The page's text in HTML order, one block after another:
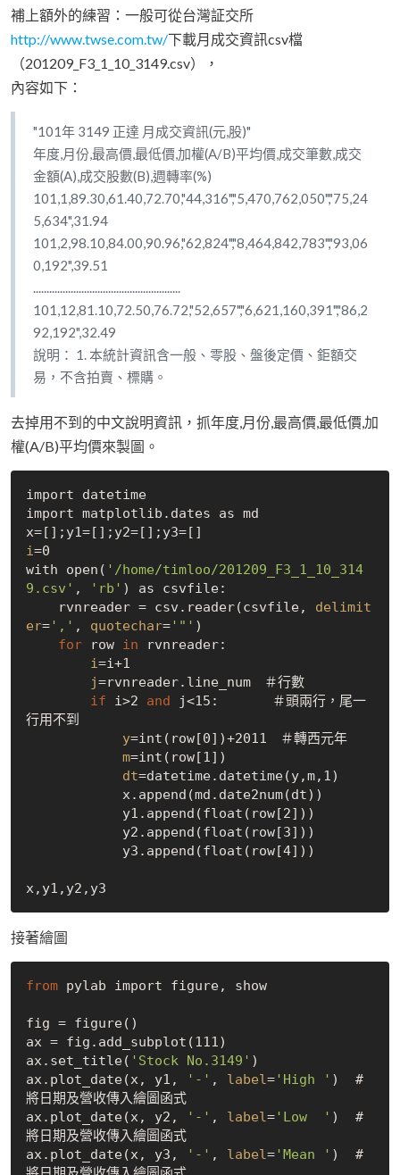
補上額外的練習：一般可從台灣証交所
http://www.twse.com.tw/下載月成交資訊csv檔
（201209_F3_1_10_3149.csv），
內容如下：
"101年 3149 正達 月成交資訊(元,股)"
年度,月份,最高價,最低價,加權(A/B)平均價,成交筆數,成交
金額(A),成交股數(B),週轉率(%)
101,1,89.30,61.40,72.70,"44,316","5,470,762,050","75,24
5,634",31.94
101,2,98.10,84.00,90.96,"62,824","8,464,842,783","93,06
0,192",39.51
.......................................................
101,12,81.10,72.50,76.72,"52,657","6,621,160,391","86,2
92,192",32.49
說明： 1. 本統計資訊含一般、零股、盤後定價、鉅額交
易，不含拍賣、標購。
去掉用不到的中文說明資訊，抓年度,月份,最高價,最低價,加
權(A/B)平均價來製圖。
import datetime
import matplotlib.dates as md
i=0
with open( '/home/timloo/201209_F3_1_10_314
9.csv' , 'rb' ) as csvfile:
    rvnreader = csv.reader(csvfile,
delimit
er=',' , quotechar='"' )
for row in rvnreader:
i=i+1
j=rvnreader.line_num　＃行數
if i>2 and j<15:　　　　＃頭兩行，尾一
行用不到
y=int(row[0])+2011　＃轉西元年
m=int(row[1])
dt=datetime.datetime(y,m,1)
接著繪圖
from pylab import figure, show
fig = figure()
ax = fig.add_subplot(111)
ax.set_title( 'Stock No.3149' )
ax.plot_date(x, y1,
'-' , label='High ' )  #
將日期及營收傳入繪圖函式
ax.plot_date(x, y2,
'-' , label='Low  ' )  #
將日期及營收傳入繪圖函式
ax.plot_date(x, y3,
'-' , label='Mean ' )  #